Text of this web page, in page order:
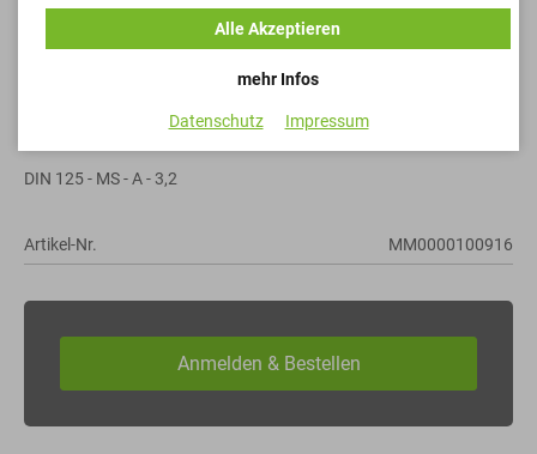
DIN 125 - MS - A - 3,2
Artikel-Nr. MM0000100916
mehr Infos
Alle Akzeptieren
Datenschutz Impressum